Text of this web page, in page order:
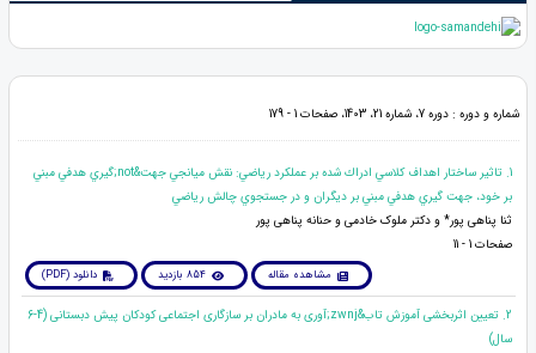
شماره و دوره : دوره 7، شماره 21، 1403، صفحات 1 - 179
1. تاثير ساختار اهداف كلاسي ادراك شده بر عملكرد رياضي: نقش ميانجي جهت&not;گيري هدفي مبني
بر خود، جهت گيري هدفي مبني بر ديگران و در جستجوي چالش رياضي
ثنا پناهی پور* و دکتر ملوک خادمی و حنانه پناهی پور
صفحات 1 - 11
مشاهده مقاله 854 بازدید دانلود (PDF)
2. تعیین اثربخشی آموزش تاب&zwnj;آوری به مادران بر سازگاری اجتماعی کودکان پیش دبستانی (4-6
سال)